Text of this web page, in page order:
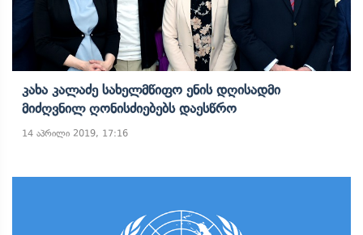
Კახა Კალაძე Სახელმწიფო Ენის Დღისადმი
Მიძღვნილ Ღონისძიებებს Დაესწრო
14 აპრილი 2019, 17:16